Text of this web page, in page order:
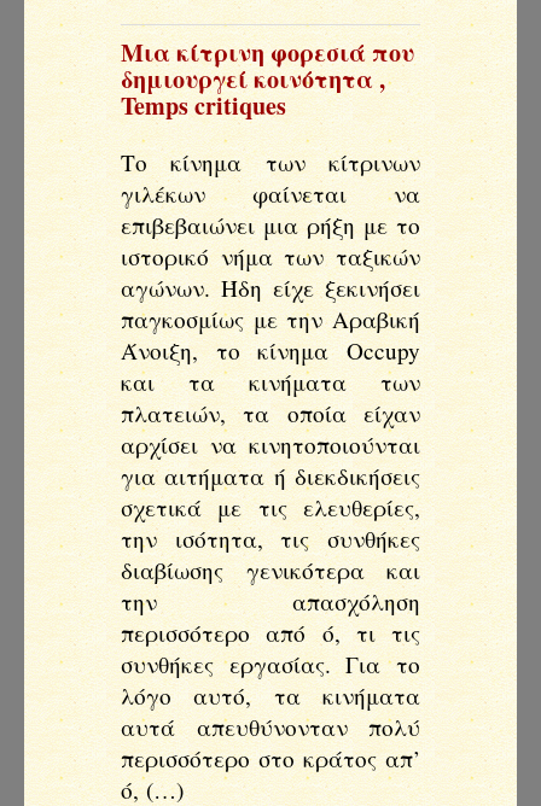
Μια κίτρινη φορεσιά που
δημιουργεί κοινότητα,
Temps critiques
Το κίνημα των κίτρινων
γιλέκων φαίνεται να
επιβεβαιώνει μια ρήξη με το
ιστορικό νήμα των ταξικών
αγώνων. Ήδη είχε ξεκινήσει
παγκοσμίως με την Αραβική
Άνοιξη, το κίνημα Occupy
και τα κινήματα των
πλατειών, τα οποία είχαν
αρχίσει να κινητοποιούνται
για αιτήματα ή διεκδικήσεις
σχετικά με τις ελευθερίες,
την ισότητα, τις συνθήκες
διαβίωσης γενικότερα και
την απασχόληση
περισσότερο από ό, τι τις
συνθήκες εργασίας. Για το
λόγο αυτό, τα κινήματα
αυτά απευθύνονταν πολύ
περισσότερο στο κράτος απ’
ό, (…)